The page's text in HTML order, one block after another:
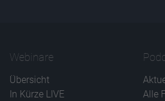
Webinare
Übersicht
In Kürze LIVE
Alle
Anbieter
Ablauf